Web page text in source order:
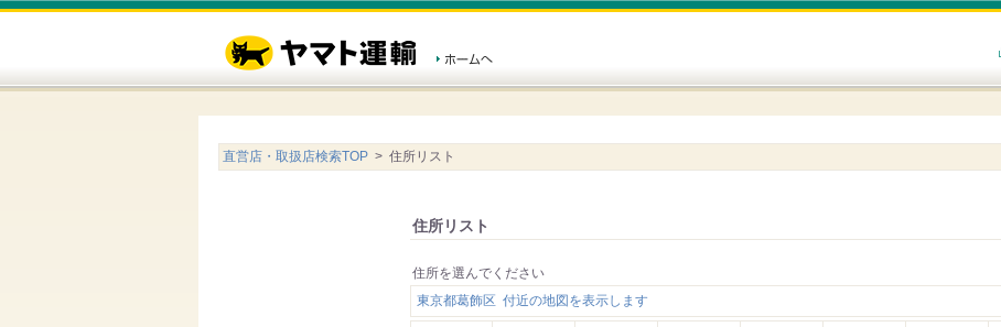
直営店・取扱店検索TOP > 住所リスト
住所リスト
住所を選んでください
東京都葛飾区 付近の地図を表示します